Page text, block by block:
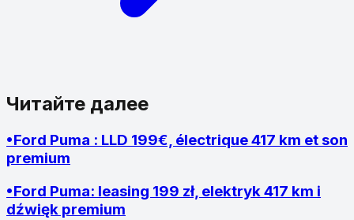
Читайте далее
•Ford Puma : LLD 199€, électrique 417 km et son
premium
•Ford Puma: leasing 199 zł, elektryk 417 km i
dźwięk premium